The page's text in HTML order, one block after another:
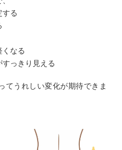
する
くなる
すっきり見える
てうれしい変化が期待できま